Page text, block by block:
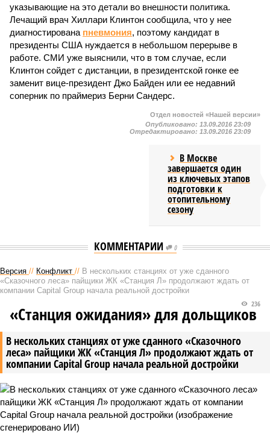
указывающие на это детали во внешности политика.
Лечащий врач Хиллари Клинтон сообщила, что у нее
диагностирована пневмония, поэтому кандидат в
президенты США нуждается в небольшом перерыве в
работе. СМИ уже выяснили, что в том случае, если
Клинтон сойдет с дистанции, в президентской гонке ее
заменит вице-президент Джо Байден или ее недавний
соперник по праймериз Берни Сандерс.
Отдел новостей «Нашей версии»
Опубликовано: 13.09.2016 23:09
Отредактировано: 13.09.2016 23:09
В Москве
завершается один
из ключевых этапов
подготовки к
отопительному
сезону
КОММЕНТАРИИ 0
Версия // Конфликт // В нескольких станциях от уже сданного
«Сказочного леса» пайщики ЖК «Станция Л» продолжают ждать от
компании Capital Group начала реальной достройки
В нескольких станциях от уже сданного «Сказочного
леса» пайщики ЖК «Станция Л» продолжают ждать от
компании Capital Group начала реальной достройки
236
«Станция ожидания» для дольщиков